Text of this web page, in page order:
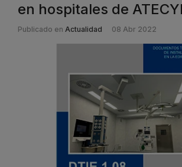
en hospitales de
Publicado en Actualidad 08 Abr 2022